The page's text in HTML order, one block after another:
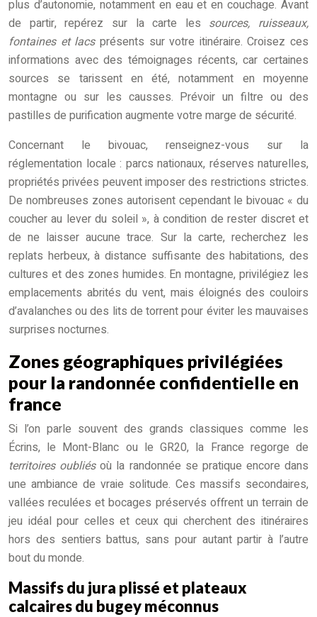
plus d’autonomie, notamment en eau et en couchage. Avant
de partir, repérez sur la carte les sources, ruisseaux,
fontaines et lacsprésents sur votre itinéraire. Croisez ces
informations avec des témoignages récents, car certaines
sources se tarissent en été, notamment en moyenne
montagne ou sur les causses. Prévoir un filtre ou des
pastilles de purification augmente votre marge de sécurité.
Concernant le bivouac, renseignez-vous sur la
réglementation locale : parcs nationaux, réserves naturelles,
propriétés privées peuvent imposer des restrictions strictes.
De nombreuses zones autorisent cependant le bivouac « du
coucher au lever du soleil », à condition de rester discret et
de ne laisser aucune trace. Sur la carte, recherchez les
replats herbeux, à distance suffisante des habitations, des
cultures et des zones humides. En montagne, privilégiez les
emplacements abrités du vent, mais éloignés des couloirs
d’avalanches ou des lits de torrent pour éviter les mauvaises
surprises nocturnes.
Zones géographiques privilégiées
pour la randonnée confidentielle en
france
Si l’on parle souvent des grands classiques comme les
Écrins, le Mont-Blanc ou le GR20, la France regorge de
territoires oubliésoù la randonnée se pratique encore dans
une ambiance de vraie solitude. Ces massifs secondaires,
vallées reculées et bocages préservés offrent un terrain de
jeu idéal pour celles et ceux qui cherchent des itinéraires
hors des sentiers battus, sans pour autant partir à l’autre
bout du monde.
Massifs du jura plissé et plateaux
calcaires du bugey méconnus